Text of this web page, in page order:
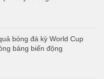
bóng đá kỳ World Cup
bảng biến động